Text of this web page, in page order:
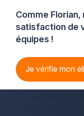
Comme
satisfaction de
équipes !
Je vérifie mon